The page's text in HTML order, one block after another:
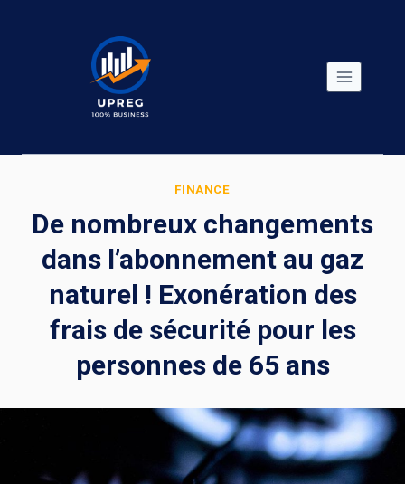
FINANCE
De nombreux changements
dans l’abonnement au gaz
naturel ! Exonération des
frais de sécurité pour les
personnes de 65 ans